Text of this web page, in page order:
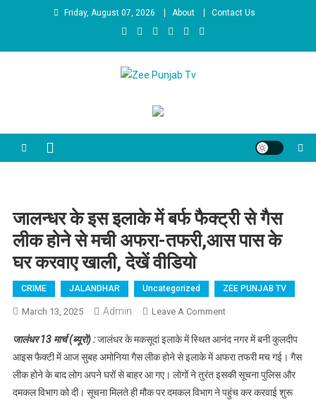
Skip to contentFriday, August 07, 2026 About Contact Us
Zee Punjab Tv
जालन्धर के इस इलाके में बर्फ फैक्ट्री से गैस
लीक होने से मची अफरा-तफरी,आस पास के
घर करवाए खाली, देखें वीडियो
CRIME JALANDHAR Uncategorized ZEE PUNJAB TV
March 13, 2025 Admin Leave A CommentOn जालन्धर के इस
गैस लीक होने से मची
अफरा-तफरी,आस पास
के घर करवाए खाली,
देखें वीडियो
जालंधर 13 मार्च (ब्यूरो) :जालंधर के मकसूदां इलाके में स्थित आनंद नगर में बनी कुलदीप
आइस फैक्टी में आज सुबह अमोनिया गैस लीक होने से इलाके में अफरा तफरी मच गई। गैस
लीक होने के बाद लोग अपने घरों से बाहर आ गए। लोगों ने तुरंत इसकी सूचना पुलिस और
दमकल विभाग को दी। सूचना मिलते ही मौक पर दमकल विभाग ने पहुंच कर करवाई शुरू